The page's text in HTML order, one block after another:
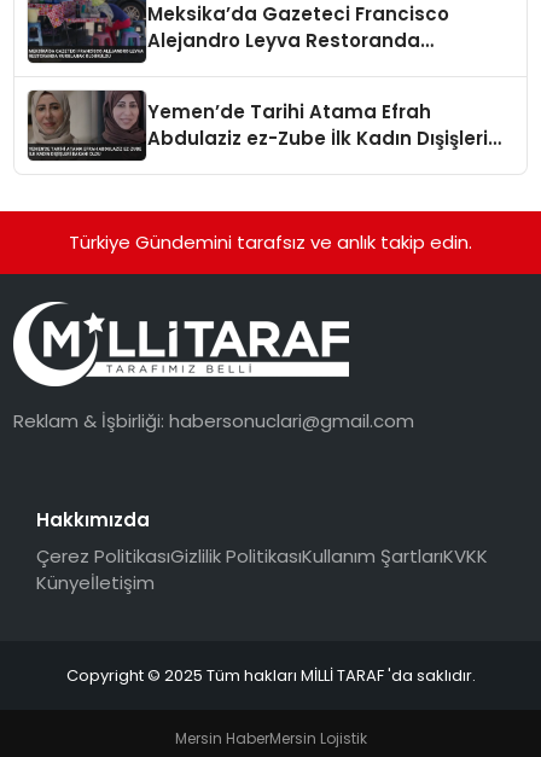
Meksika’da Gazeteci Francisco
Alejandro Leyva Restoranda
Yemen’de Tarihi Atama Efrah
Abdulaziz ez-Zube İlk Kadın Dışişleri
Türkiye Gündemini tarafsız ve anlık takip edin.
Reklam & İşbirliği:habersonuclari@gmail.com
Hakkımızda
Çerez PolitikasıGizlilik PolitikasıKullanım ŞartlarıKVKK
Künyeİletişim
Copyright © 2025 Tüm hakları MİLLİ TARAF 'da saklıdır.
Mersin HaberMersin Lojistik